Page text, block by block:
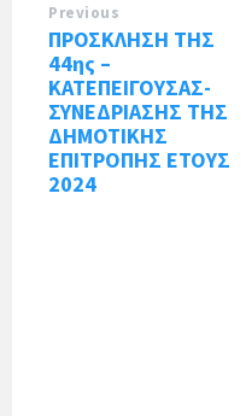
Previous
ΠΡΟΣΚΛΗΣΗ ΤΗΣ
44ης –
ΚΑΤΕΠΕΙΓΟΥΣΑΣ-
ΣΥΝΕΔΡΙΑΣΗΣ ΤΗΣ
ΔΗΜΟΤΙΚΗΣ
ΕΠΙΤΡΟΠΗΣ ΕΤΟΥΣ
2024